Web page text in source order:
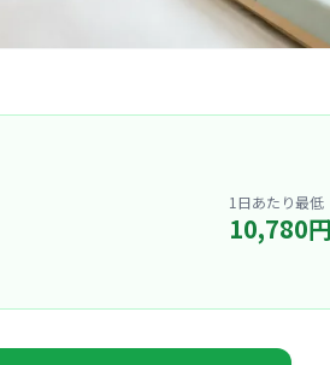
1日あたり最低
10,780